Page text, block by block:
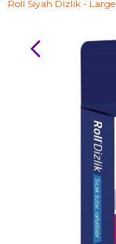
Roll Siyah Dizlik - Large